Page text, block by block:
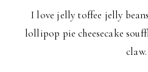
I love jelly toffee jelly
lollipop pie cheesecake
claw.